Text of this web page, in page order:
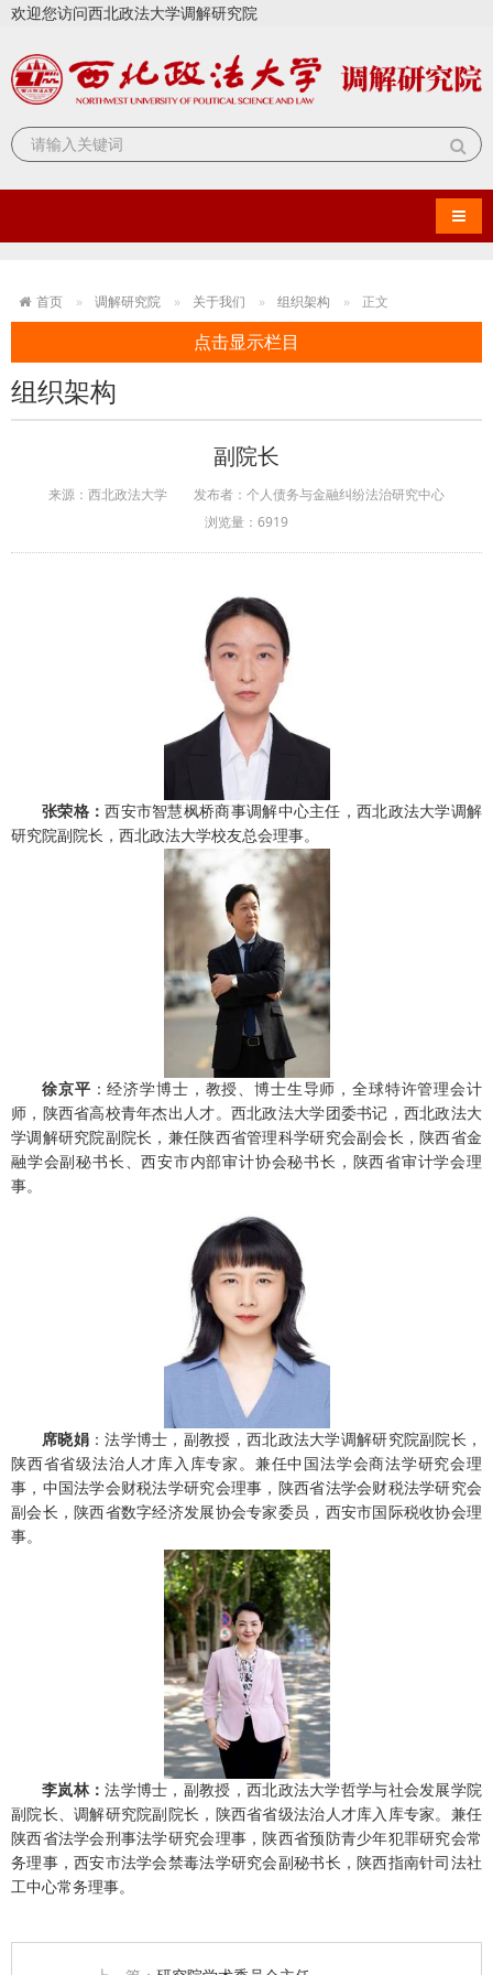
欢迎您访问西北政法大学调解研究院
导航
首页 调解研究院 关于我们 组织架构 正文
点击显示栏目
组织架构
副院长
来源：西北政法大学
发布者：个人债务与金融纠纷法治研究中心
浏览量： 6919
张荣格：西安市智慧枫桥商事调解中心主任，西北政法大学调解
研究院副院长，西北政法大学校友总会理事。
徐京平 ：经济学博士，教授、博士生导师，全球特许管理会计
师，陕西省高校青年杰出人才。西北政法大学团委书记，西北政法大
学调解研究院副院长，兼任陕西省管理科学研究会副会长，陕西省金
融学会副秘书长、西安市内部审计协会秘书长，陕西省审计学会理
事。
席晓娟 ：法学博士，副教授，西北政法大学调解研究院副院长，
陕西省省级法治人才库入库专家。兼任中国法学会商法学研究会理
事，中国法学会财税法学研究会理事，陕西省法学会财税法学研究会
副会长，陕西省数字经济发展协会专家委员，西安市国际税收协会理
事。
李岚林：法学博士，副教授，西北政法大学哲学与社会发展学院
副院长、调解研究院副院长，陕西省省级法治人才库入库专家。兼任
陕西省法学会刑事法学研究会理事，陕西省预防青少年犯罪研究会常
务理事，西安市法学会禁毒法学研究会副秘书长，陕西指南针司法社
工中心常务理事。